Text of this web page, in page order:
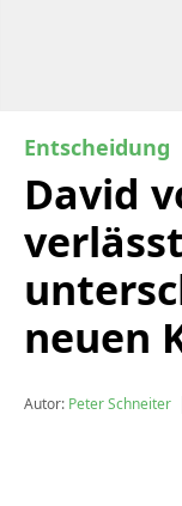
Entscheidung
David
neuen
Autor: Peter Schneiter